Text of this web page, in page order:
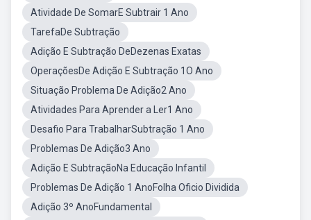
Atividade De SomarE Subtrair 1 Ano
TarefaDe Subtração
Adição E Subtração DeDezenas Exatas
OperaçõesDe Adição E Subtração 1O Ano
Situação Problema De Adição2 Ano
Atividades Para Aprender a Ler1 Ano
Desafio Para TrabalharSubtração 1 Ano
Problemas De Adição3 Ano
Adição E SubtraçãoNa Educação Infantil
Problemas De Adição 1 AnoFolha Oficio Dividida
Adição 3º AnoFundamental